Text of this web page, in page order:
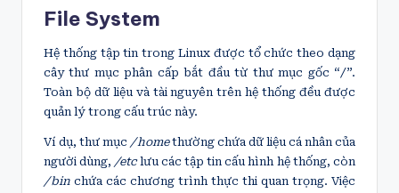
File System
Hệ thống tập tin trong Linux được tổ chức theo dạng
cây thư mục phân cấp bắt đầu từ thư mục gốc “/”.
Toàn bộ dữ liệu và tài nguyên trên hệ thống đều được
quản lý trong cấu trúc này.
Ví dụ, thư mục /homethường chứa dữ liệu cá nhân của
người dùng, /etclưu các tập tin cấu hình hệ thống, còn
/bin chứa các chương trình thực thi quan trọng. Việc